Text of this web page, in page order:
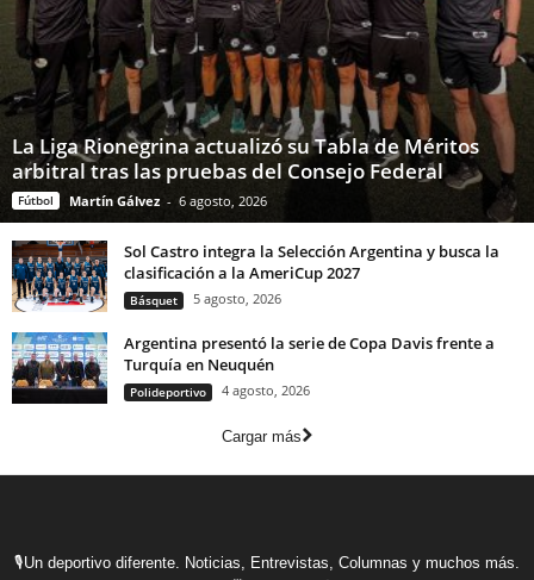
La Liga Rionegrina actualizó su Tabla de Méritos
arbitral tras las pruebas del Consejo Federal
Fútbol Martín Gálvez - 6 agosto, 2026
Sol Castro integra la Selección Argentina y busca la
clasificación a la AmeriCup 2027
Básquet 5 agosto, 2026
Argentina presentó la serie de Copa Davis frente a
Turquía en Neuquén
Polideportivo 4 agosto, 2026
Cargar más
🎙Un deportivo diferente. Noticias, Entrevistas, Columnas y muchos más.